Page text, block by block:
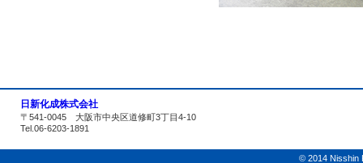
日新化成株式会社
〒541-0045 大阪市中央区道修町3丁目4-10
Tel.06-6203-1891
© 2014 Nisshin